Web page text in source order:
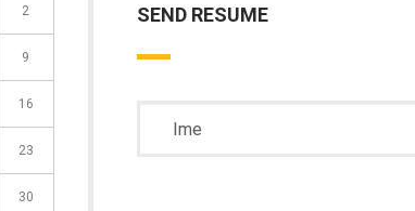
2
9
16
23
30
SEND RESUME